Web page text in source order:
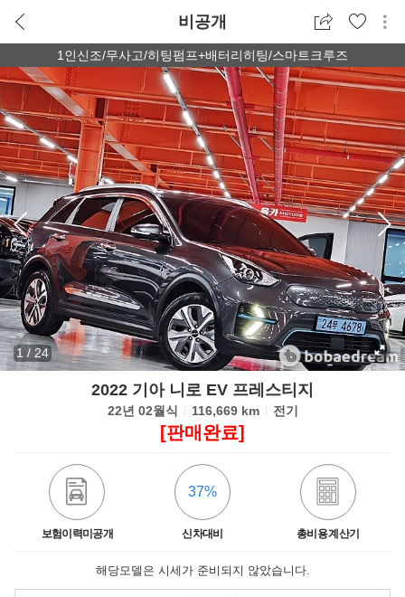
비공개
1인신조/무사고/히팅펌프+배터리히팅/스마트크루즈
1 / 24
2022 기아 니로 EV 프레스티지
22년 02월식 116,669 km 전기
[판매완료]
보험이력미공개 신차대비
37%
총비용 계산기
해당모델은 시세가 준비되지 않았습니다.